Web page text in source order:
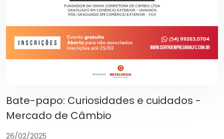
Bate-papo: Curiosidades e cuidados -
Mercado de Câmbio
26/02/2025